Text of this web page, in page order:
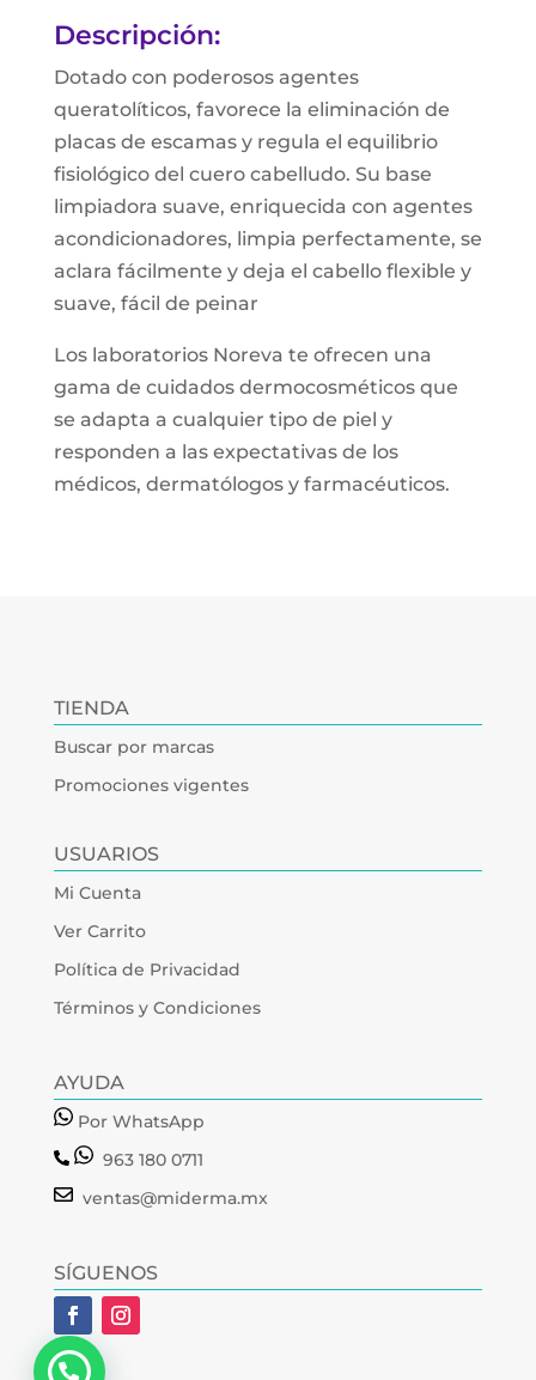
Descripción:
Dotado con poderosos agentes
queratolíticos, favorece la eliminación de
placas de escamas y regula el equilibrio
fisiológico del cuero cabelludo. Su base
limpiadora suave, enriquecida con agentes
acondicionadores, limpia perfectamente, se
aclara fácilmente y deja el cabello flexible y
suave, fácil de peinar
Los laboratorios Noreva te ofrecen una
gama de cuidados dermocosméticos que
se adapta a cualquier tipo de piel y
responden a las expectativas de los
médicos, dermatólogos y farmacéuticos.
TIENDA
Buscar por marcas
Promociones vigentes
USUARIOS
Mi Cuenta
Ver Carrito
Política de Privacidad
Términos y Condiciones
AYUDA
Por WhatsApp
963 180 0711
ventas@miderma.mx
SÍGUENOS